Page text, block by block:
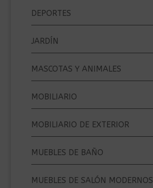
DEPORTES
JARDÍN
MASCOTAS Y ANIMALES
MOBILIARIO
MOBILIARIO DE EXTERIOR
MUEBLES DE BAÑO
MUEBLES DE SALÓN MODERNOS